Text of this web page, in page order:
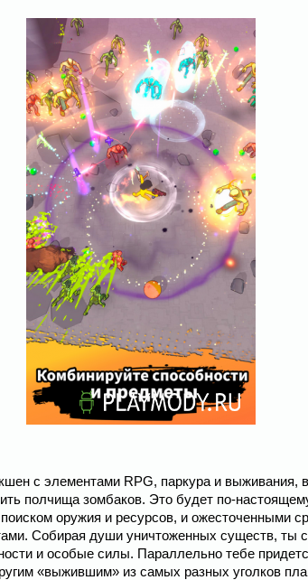
с элементами RPG, паркура и выживания,
полчища зомбаков. Это будет по-
оружия и ресурсов, и ожесточенными
Собирая души уничтоженных существ, ты
и особые силы. Параллельно тебе
«выжившим» из самых разных уголков